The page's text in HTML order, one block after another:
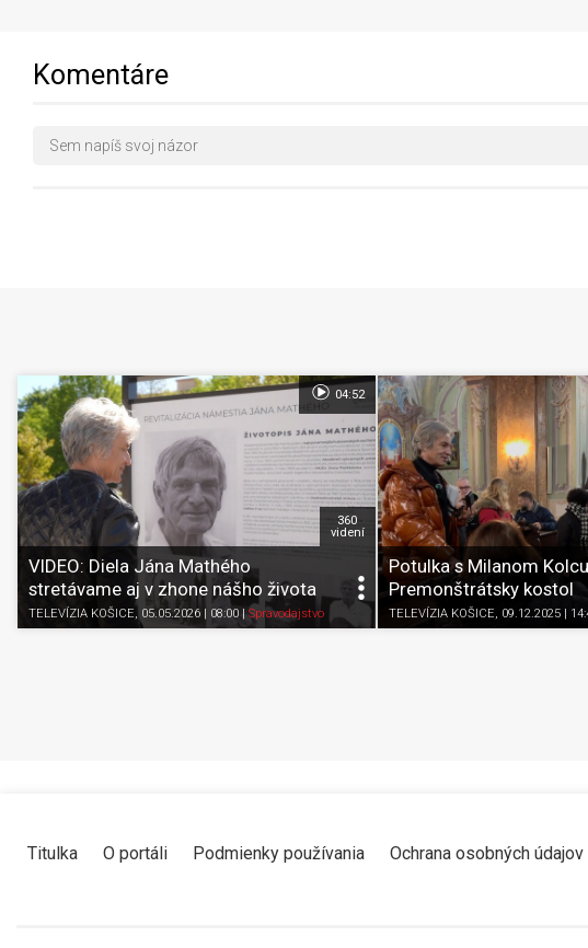
Komentáre
VIDEO: Diela Jána Mathého
stretávame aj v zhone nášho života
TELEVÍZIA KOŠICE, 05.05.2026 | 08:00 |Spravodajstvo K
Zdieľať
360
videní
04:52
Potulka s Milanom
Premonštrátsky kostol
TELEVÍZIA KOŠICE, 09.12.2025 |
Titulka O portáli Podmienky používania Ochrana osobných údajov